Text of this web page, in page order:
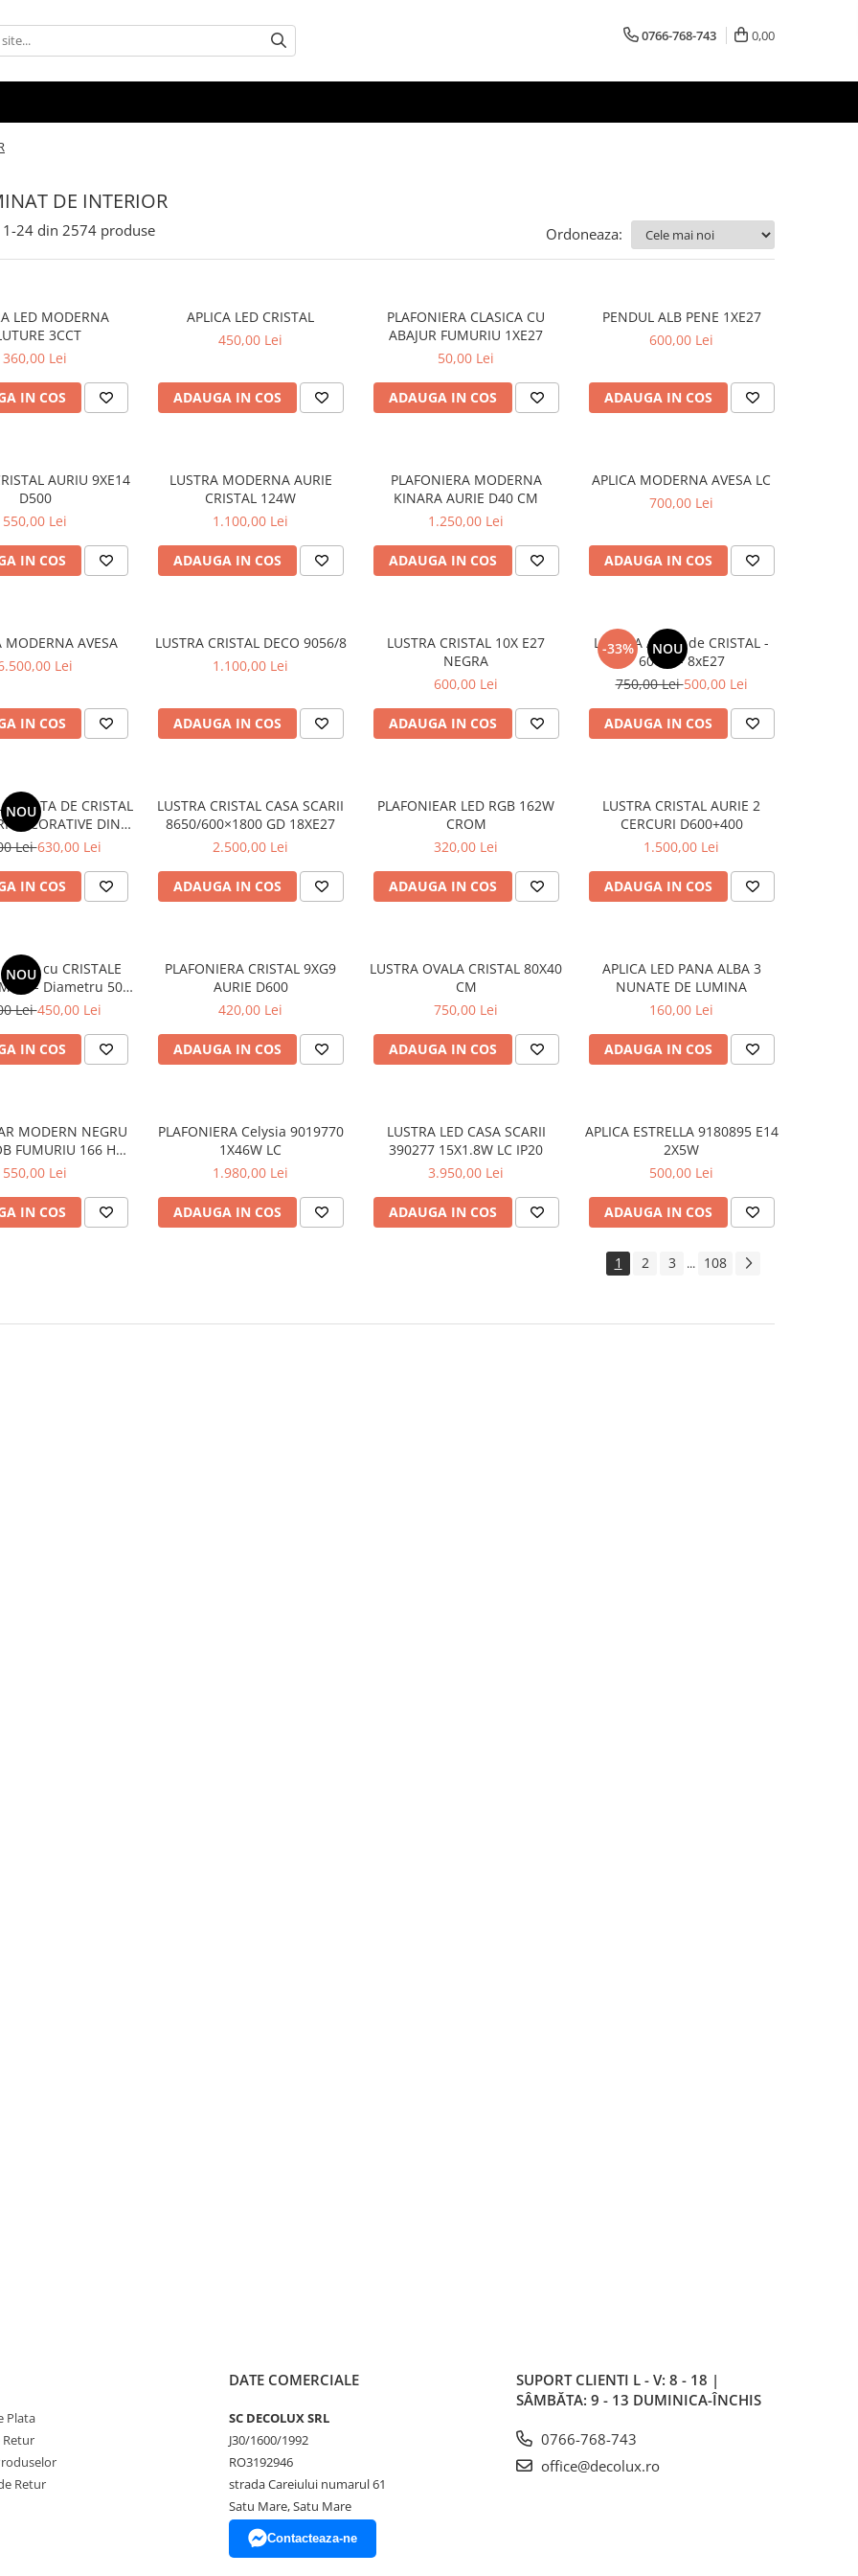
0766-768-743 0,00
DE INTERIOR
1-24 din 2574 produse Ordoneaza:
LED MODERNA
3CCT
360,00 Lei
IN COS
APLICA LED CRISTAL
450,00 Lei
ADAUGA IN COS
PLAFONIERA CLASICA CU
ABAJUR FUMURIU 1XE27
50,00 Lei
ADAUGA IN COS
PENDUL ALB PENE 1XE27
600,00 Lei
ADAUGA IN COS
AURIU 9XE14
D500
550,00 Lei
IN COS
LUSTRA MODERNA AURIE
CRISTAL 124W
1.100,00 Lei
ADAUGA IN COS
PLAFONIERA MODERNA
KINARA AURIE D40 CM
1.250,00 Lei
ADAUGA IN COS
APLICA MODERNA AVESA LC
700,00 Lei
ADAUGA IN COS
MODERNA AVESA
Lei
IN COS
LUSTRA CRISTAL DECO 9056/8
1.100,00 Lei
ADAUGA IN COS
LUSTRA CRISTAL 10X E27
NEGRA
600,00 Lei
ADAUGA IN COS
-33% NOU
LUSTRA AURIE de CRISTAL -
60CM - 8xE27
750,00 Lei500,00 Lei
ADAUGA IN COS
NOU
DE CRISTAL
DECORATIVE DIN
10XE27
Lei630,00 Lei
IN COS
LUSTRA CRISTAL CASA SCARII
8650/600×1800 GD 18XE27
2.500,00 Lei
ADAUGA IN COS
PLAFONIEAR LED RGB 162W
CROM
320,00 Lei
ADAUGA IN COS
LUSTRA CRISTAL AURIE 2
CERCURI D600+400
1.500,00 Lei
ADAUGA IN COS
NOU cu CRISTALE
K9 - Diametru 50
CM 6XE14
Lei450,00 Lei
IN COS
PLAFONIERA CRISTAL 9XG9
AURIE D600
420,00 Lei
ADAUGA IN COS
LUSTRA OVALA CRISTAL 80X40
CM
750,00 Lei
ADAUGA IN COS
APLICA LED PANA ALBA 3
NUNATE DE LUMINA
160,00 Lei
ADAUGA IN COS
MODERN NEGRU
FUMURIU 166 H
2CE27
550,00 Lei
IN COS
PLAFONIERA Celysia 9019770
1X46W LC
1.980,00 Lei
ADAUGA IN COS
LUSTRA LED CASA SCARII
390277 15X1.8W LC IP20
3.950,00 Lei
ADAUGA IN COS
APLICA ESTRELLA 9180895 E14
2X5W
500,00 Lei
ADAUGA IN COS
1 2 3 ... 108
Plata
Retur
Retur
DATE COMERCIALE
SC DECOLUX SRL
J30/1600/1992
RO3192946
strada Careiului numarul 61
Satu Mare, Satu Mare
Contacteaza-ne
SUPORT CLIENTI L - V: 8 - 18 |
SÂMBĂTA: 9 - 13 DUMINICA-ÎNCHIS
0766-768-743
office@decolux.ro